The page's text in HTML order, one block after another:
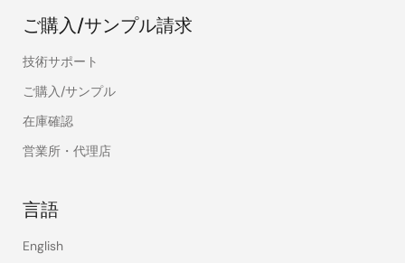
ご購入/サンプル請求
技術サポート
ご購入/サンプル
在庫確認
営業所・代理店
言語
English